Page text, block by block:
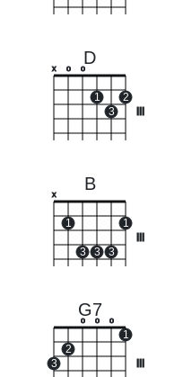
D
x o o
1
3
2
B
x
1
3 3 3
1
G7
3
2
o o o
1